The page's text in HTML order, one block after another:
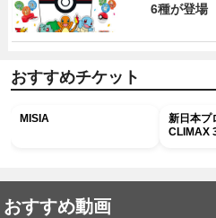
6種が登場
おすすめチケット
MISIA
新日本プ
CLIMAX
おすすめ動画